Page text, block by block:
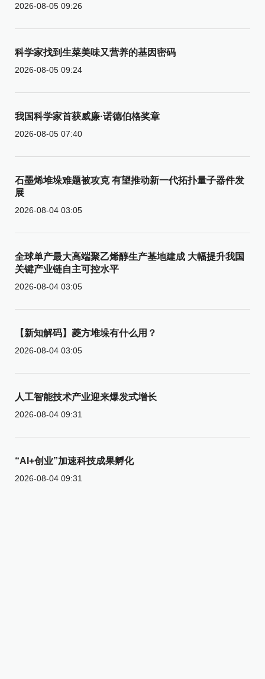
2026-08-05 09:26
科学家找到生菜美味又营养的基因密码
2026-08-05 09:24
我国科学家首获威廉·诺德伯格奖章
2026-08-05 07:40
石墨烯堆垛难题被攻克 有望推动新一代拓扑量子器件发
展
2026-08-04 03:05
全球单产最大高端聚乙烯醇生产基地建成 大幅提升我国
关键产业链自主可控水平
2026-08-04 03:05
【新知解码】菱方堆垛有什么用？
2026-08-04 03:05
人工智能技术产业迎来爆发式增长
2026-08-04 09:31
“AI+创业”加速科技成果孵化
2026-08-04 09:31